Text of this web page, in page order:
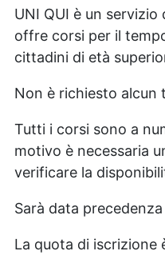
UNI QUI è un
offre corsi per il
cittadini di età
Non è richiesto alcun
Tutti i corsi sono a
motivo è necessaria
verificare la
Sarà data
La quota di iscrizione